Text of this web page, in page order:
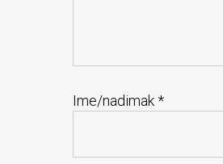
Ime/nadimak*